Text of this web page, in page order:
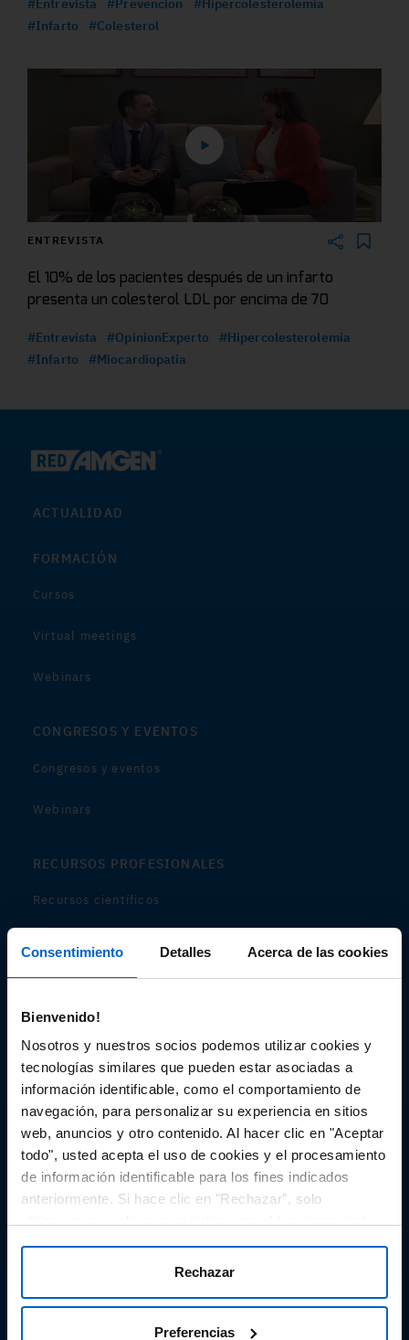
Consentimiento Detalles Acerca de las cookies
Bienvenido!
Nosotros y nuestros socios podemos utilizar cookies y
tecnologías similares que pueden estar asociadas a
información identificable, como el comportamiento de
navegación, para personalizar su experiencia en sitios
web, anuncios y otro contenido. Al hacer clic en "Aceptar
todo", usted acepta el uso de cookies y el procesamiento
de información identificable para los fines indicados
anteriormente. Si hace clic en "Rechazar", solo
del sitio web y no para optimizarlo ni personalizarlo. En
cualquier momento, puede ver, cambiar o retirar su
Cookies" en el pie de página de cada página.
Preferencias
Rechazar
#Entrevista #Prevencion
#Hipercolesterolemia
#Infarto
#Colesterol
ENTREVISTA
El 10% de los pacientes después de un infarto
presenta un colesterol LDL por encima de 70
#Entrevista #OpinionExperto
#Hipercolesterolemia
#Infarto
#Miocardiopatia
ACTUALIDAD
FORMACIÓN
Cursos
Virtual meetings
Webinars
CONGRESOS Y EVENTOS
Congresos y eventos
Webinars
RECURSOS PROFESIONALES
Recursos científicos
Audiovisual
Espacio de Información Médica
POLÍTICA DE PRIVACIDAD
Este sitio web está orientado a profesionales sanitarios de
España.
SC-ES-CP-00099, SC-ES-CP-00101, SC-ES-AMG145-00103, SC-
ES-CP-00064, SC-ES-CP-00007, SC-ES-CP-00100, SC-ES-
AMG145-00544
Fecha de actualización AGOSTO 2026